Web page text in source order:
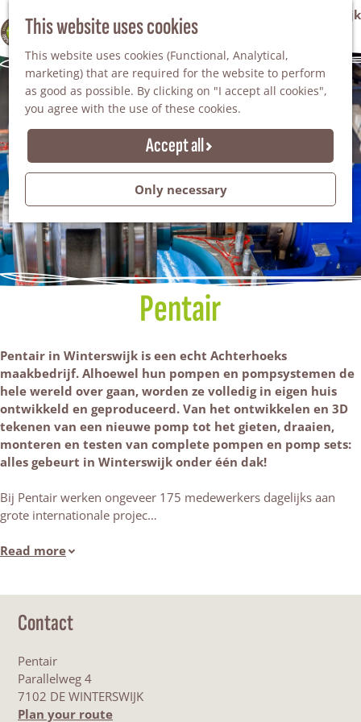
This website uses cookies
This website uses cookies (Functional, Analytical,
marketing) that are required for the website to perform
as good as possible. By clicking on "I accept all cookies",
you agree with the use of these cookies.
Accept all
Only necessary
100% WINTERSWIJK
M
e
n
u
VVV Tourist Information Office Winterswijk
AGENDA
Pentair
Pentair in Winterswijk is een echt Achterhoeks
maakbedrijf. Alhoewel hun pompen en pompsystemen de
hele wereld over gaan, worden ze volledig in eigen huis
ontwikkeld en geproduceerd. Van het ontwikkelen en 3D
tekenen van een nieuwe pomp tot het gieten, draaien,
monteren en testen van complete pompen en pomp sets:
alles gebeurt in Winterswijk onder één dak!
Bij Pentair werken ongeveer 175 medewerkers dagelijks aan
grote internationale projec…
Read more
Contact
Pentair
Parallelweg 4
7102 DE WINTERSWIJK
Plan your routet